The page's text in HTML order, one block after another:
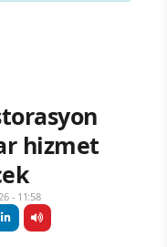
hizmet
- 11:58